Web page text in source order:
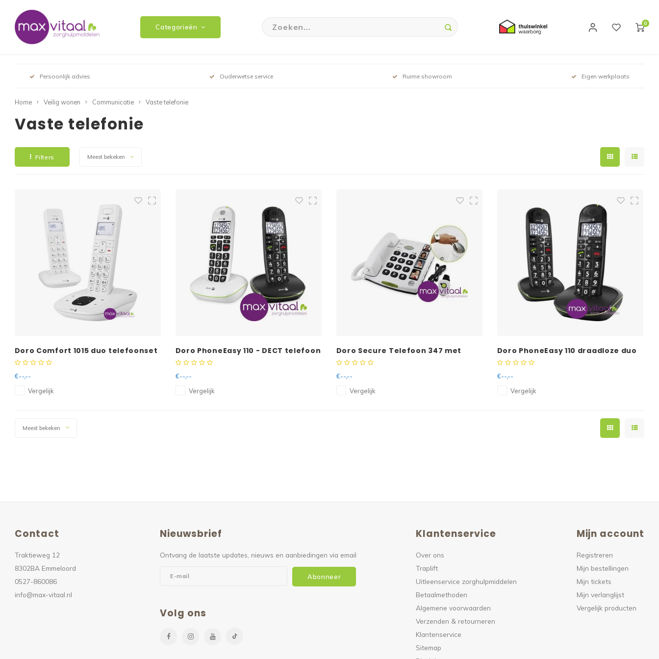
Categorieën 0
Persoonlijk advies Ouderwetse service Ruime showroom Eigen werkplaats
Home Veilig wonen Communicatie Vaste telefonie
Vaste telefonie
Filters Meest bekeken
Doro Comfort 1015 duo telefoonset
met antw.app.
€--,--
Vergelijk
Doro PhoneEasy 110 - DECT telefoon
€--,--
Vergelijk
Doro Secure Telefoon 347 met
alarmfunctie
€--,--
Vergelijk
Doro PhoneEasy 110 draadloze duo
telefoonset met sprekende
€--,--
Vergelijk
Meest bekeken
Contact
Traktieweg 12
8302BA Emmeloord
0527-860086
info@max-vitaal.nl
Nieuwsbrief
Ontvang de laatste updates, nieuws en aanbiedingen via email
Abonneer
Volg ons
Klantenservice
Over ons
Traplift
Uitleenservice zorghulpmiddelen
Betaalmethoden
Algemene voorwaarden
Verzenden & retourneren
Klantenservice
Sitemap
Mijn account
Registreren
Mijn bestellingen
Mijn tickets
Mijn verlanglijst
Vergelijk producten